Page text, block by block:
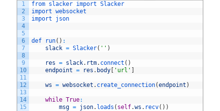
1
2
3
4
5
6
7
8
9
10
11
12
13
14
15
from slacker import Slacker
import websocket
import json
def run( ) :
slack = Slacker( '' )
res = slack. rtm. connect ( )
endpoint
= res . body 'url'
ws = websocket . create_connection(endpoint )
while True:
msg = json. loads ( self.ws . recv( ) )